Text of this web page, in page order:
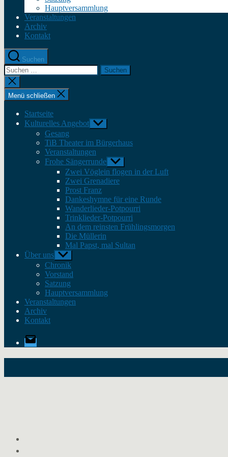
Hauptversammlung
Veranstaltungen
Archiv
Kontakt
Suchen
Suche
nach:
Suche
schließen
Menü schließen
Startseite
Kulturelles Angebot Untermenü
anzeigen
Gesang
TiB Theater im Bürgerhaus
Veranstaltungen
Frohe Sängerrunde Untermenü
anzeigen
Zwei Vöglein flogen in der Luft
Zwei Grenadiere
Prost Franz
Dankeshymne für eine Runde
Wanderlieder-Potpourri
Trinklieder-Potpourri
An dem reinsten Frühlingsmorgen
Die Müllerin
Mal Papst, mal Sultan
Über uns Untermenü
anzeigen
Chronik
Vorstand
Satzung
Hauptversammlung
Veranstaltungen
Archiv
Kontakt
E-
Mail